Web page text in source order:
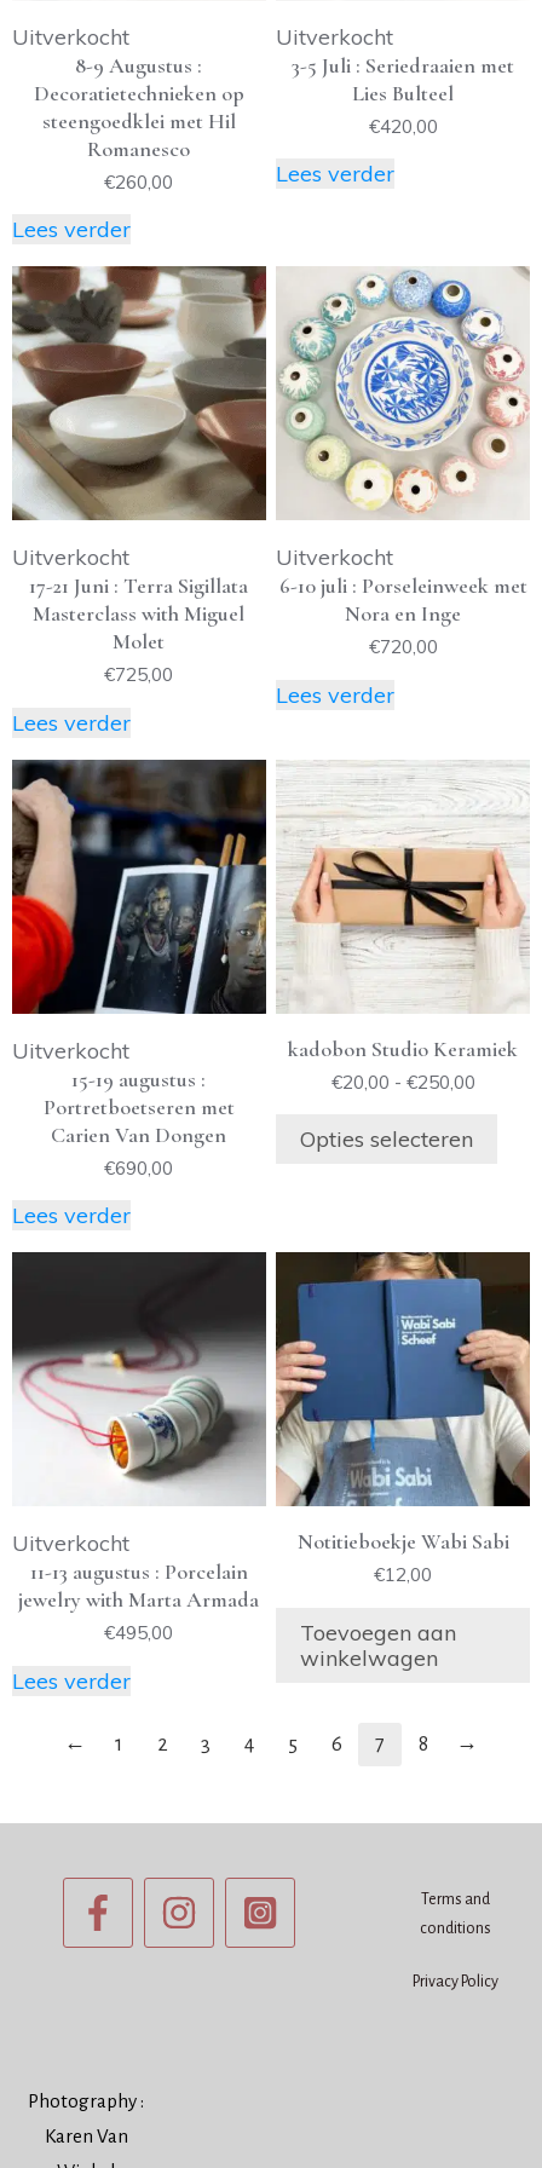
Uitverkocht
8-9 Augustus :
Decoratietechnieken op
steengoedklei met Hil
Romanesco
€260,00
Lees verder
Uitverkocht
3-5 Juli : Seriedraaien met
Lies Bulteel
€420,00
Lees verder
Uitverkocht
17-21 Juni : Terra Sigillata
Masterclass with Miguel
Molet
€725,00
Lees verder
Uitverkocht
6-10 juli : Porseleinweek met
Nora en Inge
€720,00
Lees verder
Uitverkocht
15-19 augustus :
Portretboetseren met
Carien Van Dongen
€690,00
Lees verder
kadobon Studio Keramiek
€20,00 - €250,00
Opties selecteren
Dit
product
heeft
meerdere
variaties.
Deze
optie
kan
gekozen
worden
productpagina
Uitverkocht
11-13 augustus : Porcelain
jewelry with Marta Armada
€495,00
Lees verder
Notitieboekje Wabi Sabi
€12,00
Toevoegen aan
winkelwagen
← 1 2 3 4 5 6 7 8 →
Terms and
conditions
Privacy Policy
Photography :
Karen Van